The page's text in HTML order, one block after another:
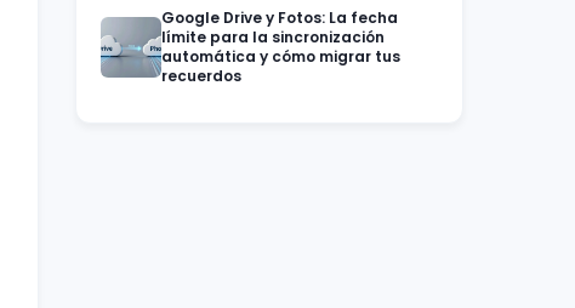
Google Drive y Fotos: La fecha
límite para la sincronización
automática y cómo migrar tus
recuerdos